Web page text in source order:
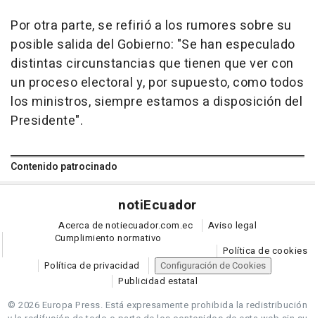
Por otra parte, se refirió a los rumores sobre su
posible salida del Gobierno: "Se han especulado
distintas circunstancias que tienen que ver con
un proceso electoral y, por supuesto, como todos
los ministros, siempre estamos a disposición del
Presidente".
Contenido patrocinado
notiEcuador
Acerca de notiecuador.com.ec
Aviso legal
Cumplimiento normativo
Política de cookies
Política de privacidad
Configuración de Cookies
Publicidad estatal
© 2026 Europa Press. Está expresamente prohibida la redistribución